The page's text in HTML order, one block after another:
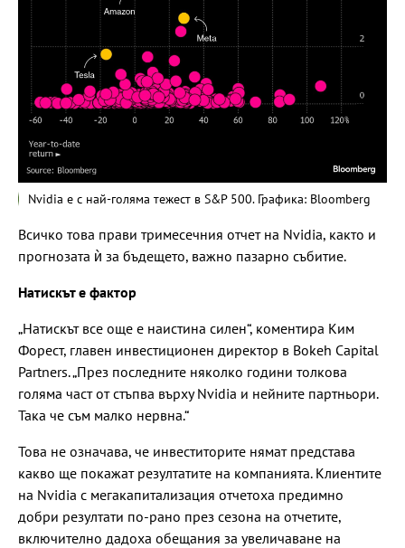
Nvidia е с най-голяма тежест в S&P 500. Графика: Bloomberg
Всичко това прави тримесечния отчет на Nvidia, както и
прогнозата ѝ за бъдещето, важно пазарно събитие.
Натискът е фактор
„Натискът все още е наистина силен“, коментира Ким
Форест, главен инвестиционен директор в Bokeh Capital
Partners. „През последните няколко години толкова
голяма част от стъпва върху Nvidia и нейните партньори.
Така че съм малко нервна.“
Това не означава, че инвеститорите нямат представа
какво ще покажат резултатите на компанията. Клиентите
на Nvidia с мегакапитализация отчетоха предимно
добри резултати по-рано през сезона на отчетите,
включително дадоха обещания за увеличаване на